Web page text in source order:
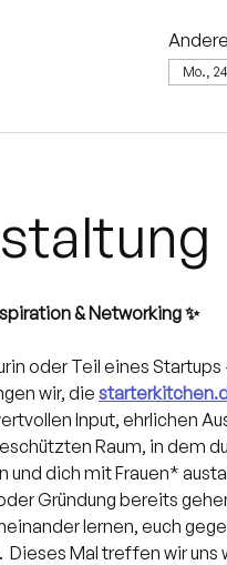
Mo.,
& Networking ✨
oder Teil eines Startups
wir, die
Input, ehrlichen
Raum, in dem du
und dich mit Frauen*
Gründung bereits
lernen, euch
Mal treffen wir uns